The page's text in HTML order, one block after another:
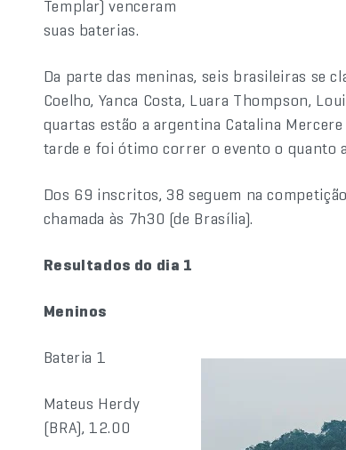
Templar) venceram
suas baterias.
Da parte das meninas, seis brasileiras se
Coelho, Yanca Costa, Luara Thompson,
quartas estão a argentina Catalina
tarde e foi ótimo correr o evento o quanto
Dos 69 inscritos, 38 seguem na
chamada às 7h30 (de Brasília).
Resultados do dia 1
Meninos
Bateria 1
Mateus Herdy
(BRA), 12.00